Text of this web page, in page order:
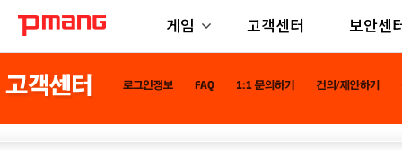
게임 고객센터 보안센